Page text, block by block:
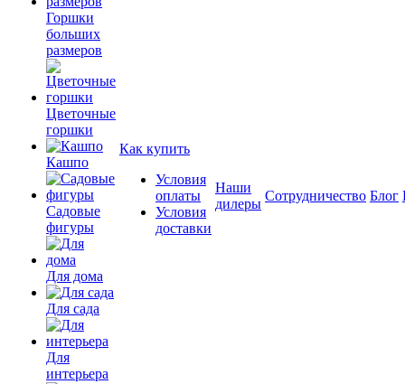
Горшки
больших
размеров
Цветочные
горшки
Кашпо
Садовые
фигуры
Для дома
Для сада
Для
интерьера
Как купить
Условия
оплаты
Условия
доставки
Наши
дилеры
Сотрудничество Блог